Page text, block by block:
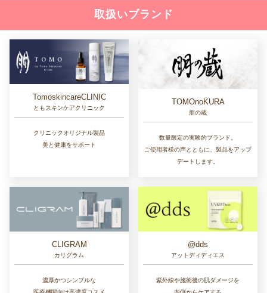
取扱いブランド
TomoskincareCLINIC
ともスキンケアクリニック
クリニックオリジナル製品
美と健康をサポート
TOMOnoKURA
朋の蔵
数量限定の実験的ブランド。
ご使用者様の声とともに、製品をアップ
デートします。
CLIGRAM
カリグラム
濃厚かつシンプルな
@dds
アットディディエス
紫外線や施術後の肌ダメージを